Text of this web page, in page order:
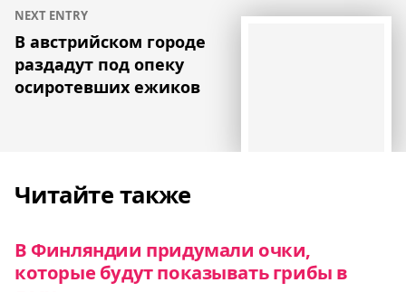
NEXT ENTRY
В австрийском городе
раздадут под опеку
осиротевших ежиков
Читайте также
В Финляндии придумали очки,
которые будут показывать грибы в